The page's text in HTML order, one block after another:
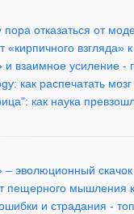
отказаться от
взгляда»
и взаимное усиление
как распечатать
как наука
эволюционный
пещерного мышления
и страдания -